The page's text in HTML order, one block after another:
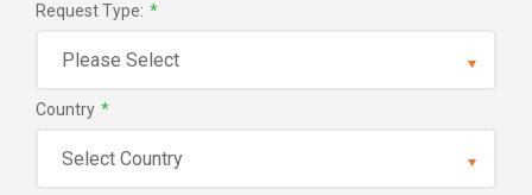
Request Type: *
Country *